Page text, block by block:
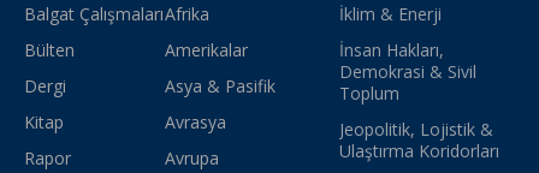
Balgat Çalışmaları
Bülten
Dergi
Kitap
Rapor
Afrika
Amerikalar
Asya & Pasifik
Avrasya
Avrupa
İklim & Enerji
İnsan Hakları,
Demokrasi & Sivil
Toplum
Jeopolitik, Lojistik &
Ulaştırma Koridorları